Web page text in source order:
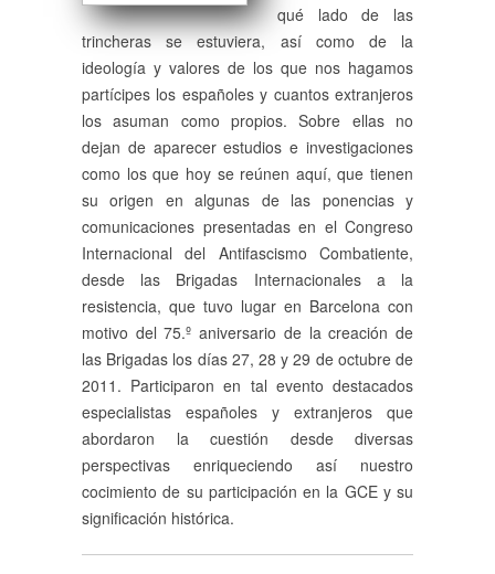
qué lado de las
trincheras se estuviera, así como de la
ideología y valores de los que nos hagamos
partícipes los españoles y cuantos extranjeros
los asuman como propios. Sobre ellas no
dejan de aparecer estudios e investigaciones
como los que hoy se reúnen aquí, que tienen
su origen en algunas de las ponencias y
comunicaciones presentadas en el Congreso
Internacional del Antifascismo Combatiente,
desde las Brigadas Internacionales a la
resistencia, que tuvo lugar en Barcelona con
motivo del 75.º aniversario de la creación de
las Brigadas los días 27, 28 y 29 de octubre de
2011. Participaron en tal evento destacados
especialistas españoles y extranjeros que
abordaron la cuestión desde diversas
perspectivas enriqueciendo así nuestro
cocimiento de su participación en la GCE y su
significación histórica.